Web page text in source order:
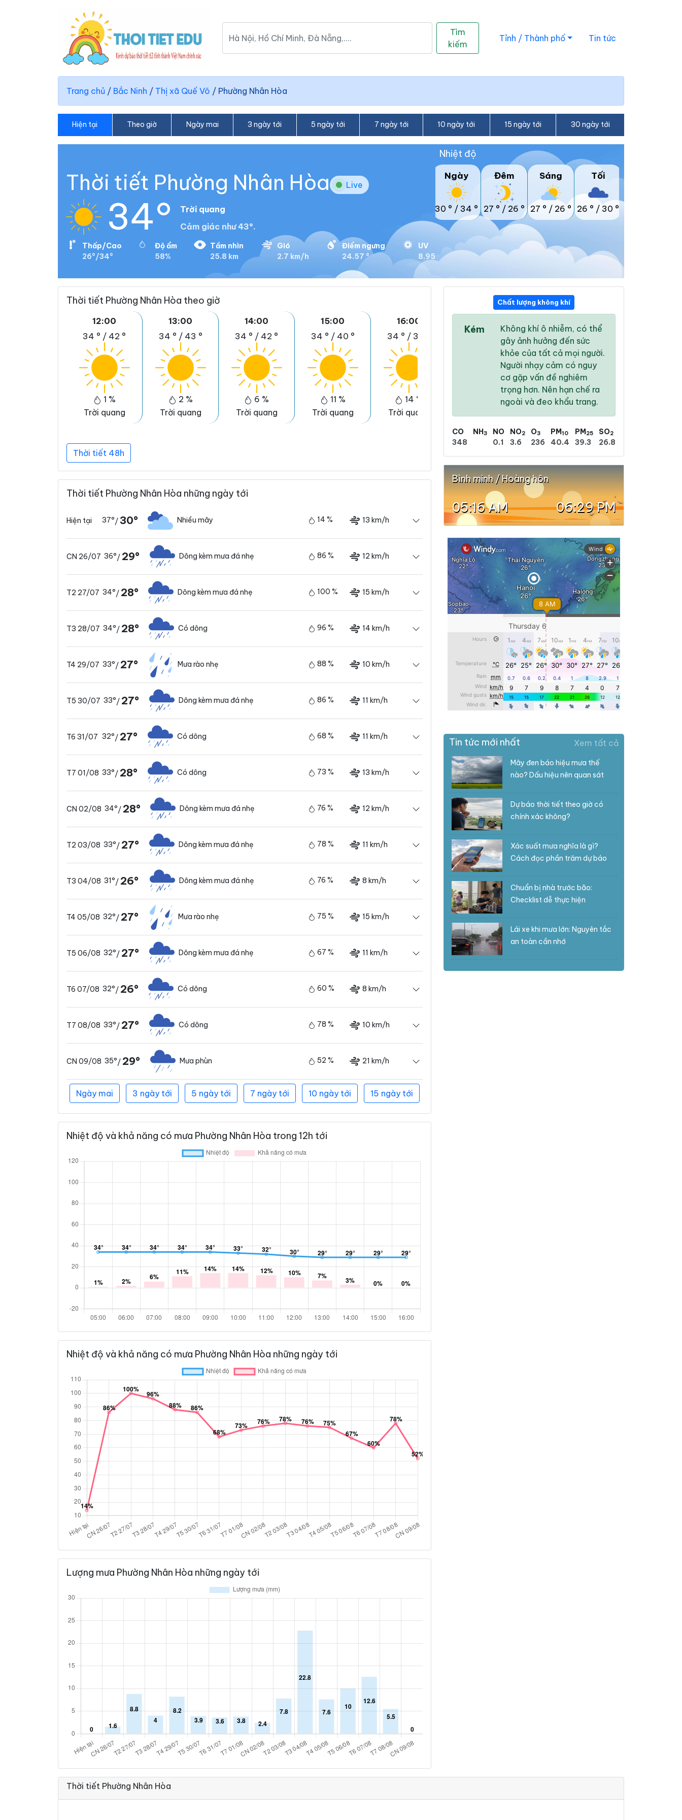
Tìm
kiếm
Tỉnh / Thành phố Tin tức
Trang chủ / Bắc Ninh / Thị xã Quế Võ / Phường Nhân Hòa
Hiện tại Theo giờ Ngày mai 3 ngày tới 5 ngày tới 7 ngày tới 10 ngày tới 15 ngày tới 30 ngày tới
Thời tiết Phường Nhân Hòa Live
34°
Trời quang
Cảm giác như 43°.
Thấp/Cao
26°/34°
Độ ẩm
58%
Tầm nhìn
25.8 km
Gió
2.7 km/h
Điểm ngưng
24.57 °
UV
8.95
Nhiệt độ
Ngày
30 ° / 34 °
Đêm
27 ° / 26 °
Sáng
27 ° / 26 °
Tối
26 ° / 30 °
Thời tiết Phường Nhân Hòa theo giờ
12:00
34 ° / 42 °
1 %
Trời quang
13:00
34 ° / 43 °
2 %
Trời quang
14:00
34 ° / 42 °
6 %
Trời quang
15:00
34 ° / 40 °
11 %
Trời quang
16:00
34 ° / 39 °
14 %
Trời quang
33 °/
32 °
/38 °
12 %
Thời tiết 48h
Thời tiết Phường Nhân Hòa những ngày tới
Hiện tại 37°/30° Nhiều mây 14 % 13 km/h
CN 26/07 36°/ 29° Dông kèm mưa đá nhẹ 86 % 12 km/h
T2 27/07 34°/ 28° Dông kèm mưa đá nhẹ 100 % 15 km/h
T3 28/07 34°/ 28° Có dông 96 % 14 km/h
T4 29/07 33°/ 27° Mưa rào nhẹ 88 % 10 km/h
T5 30/07 33°/ 27° Dông kèm mưa đá nhẹ 86 % 11 km/h
T6 31/07 32°/ 27° Có dông 68 % 11 km/h
T7 01/08 33°/ 28° Có dông 73 % 13 km/h
CN 02/08 34°/ 28° Dông kèm mưa đá nhẹ 76 % 12 km/h
T2 03/08 33°/ 27° Dông kèm mưa đá nhẹ 78 % 11 km/h
T3 04/08 31°/ 26° Dông kèm mưa đá nhẹ 76 % 8 km/h
T4 05/08 32°/ 27° Mưa rào nhẹ 75 % 15 km/h
T5 06/08 32°/ 27° Dông kèm mưa đá nhẹ 67 % 11 km/h
T6 07/08 32°/ 26° Có dông 60 % 8 km/h
T7 08/08 33°/ 27° Có dông 78 % 10 km/h
CN 09/08 35°/ 29° Mưa phùn 52 % 21 km/h
Ngày mai 3 ngày tới 5 ngày tới 7 ngày tới 10 ngày tới 15 ngày tới
Nhiệt độ và khả năng có mưa Phường Nhân Hòa trong 12h tới
Nhiệt độ và khả năng có mưa Phường Nhân Hòa những ngày tới
Lượng mưa Phường Nhân Hòa những ngày tới
Chất lượng không khí
Kém
Không khí ô nhiễm, có thể
gây ảnh hưởng đến sức
khỏe của tất cả mọi người.
Người nhạy cảm có nguy
cơ gặp vấn đề nghiêm
trọng hơn. Nên hạn chế ra
ngoài và đeo khẩu trang.
CO
348
NH3
NO
0.1
NO2
3.6
O3
236
PM10
40.4
PM25
39.3
SO2
26.8
Bình minh / Hoàng hôn
05:16 AM 06:29 PM
Tin tức mới nhất Xem tất cả
Mây đen báo hiệu mưa thế
nào? Dấu hiệu nên quan sát
Dự báo thời tiết theo giờ có
chính xác không?
Xác suất mưa nghĩa là gì?
Cách đọc phần trăm dự báo
Chuẩn bị nhà trước bão:
Checklist dễ thực hiện
Lái xe khi mưa lớn: Nguyên tắc
an toàn cần nhớ
Thời tiết Phường Nhân Hòa